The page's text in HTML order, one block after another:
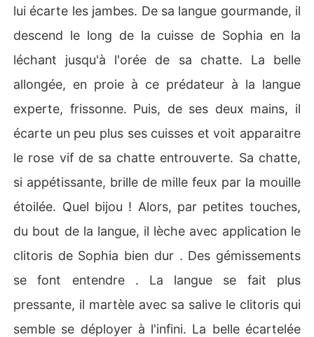
lui écarte les jambes. De sa langue gourmande, il
descend le long de la cuisse de Sophia en la
léchant jusqu'à l'orée de sa chatte. La belle
allongée, en proie à ce prédateur à la langue
experte, frissonne. Puis, de ses deux mains, il
écarte un peu plus ses cuisses et voit apparaitre
le rose vif de sa chatte entrouverte. Sa chatte,
si appétissante, brille de mille feux par la mouille
étoilée. Quel bijou ! Alors, par petites touches,
du bout de la langue, il lèche avec application le
clitoris de Sophia bien dur . Des gémissements
se font entendre . La langue se fait plus
pressante, il martèle avec sa salive le clitoris qui
semble se déployer à l'infini. La belle écartelée